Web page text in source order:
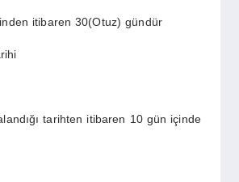
itibaren 30(Otuz) gündür
tarihten itibaren 10 gün içinde